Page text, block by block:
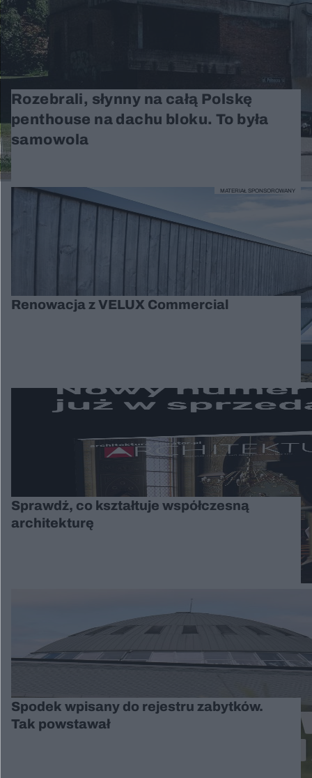
Rozebrali, słynny na całą Polskę
penthouse na dachu bloku. To była
samowola
Renowacja z VELUX Commercial
MATERIAŁ SPONSOROWANY
Sprawdź, co kształtuje współczesną
architekturę
Spodek wpisany do rejestru zabytków.
Tak powstawał